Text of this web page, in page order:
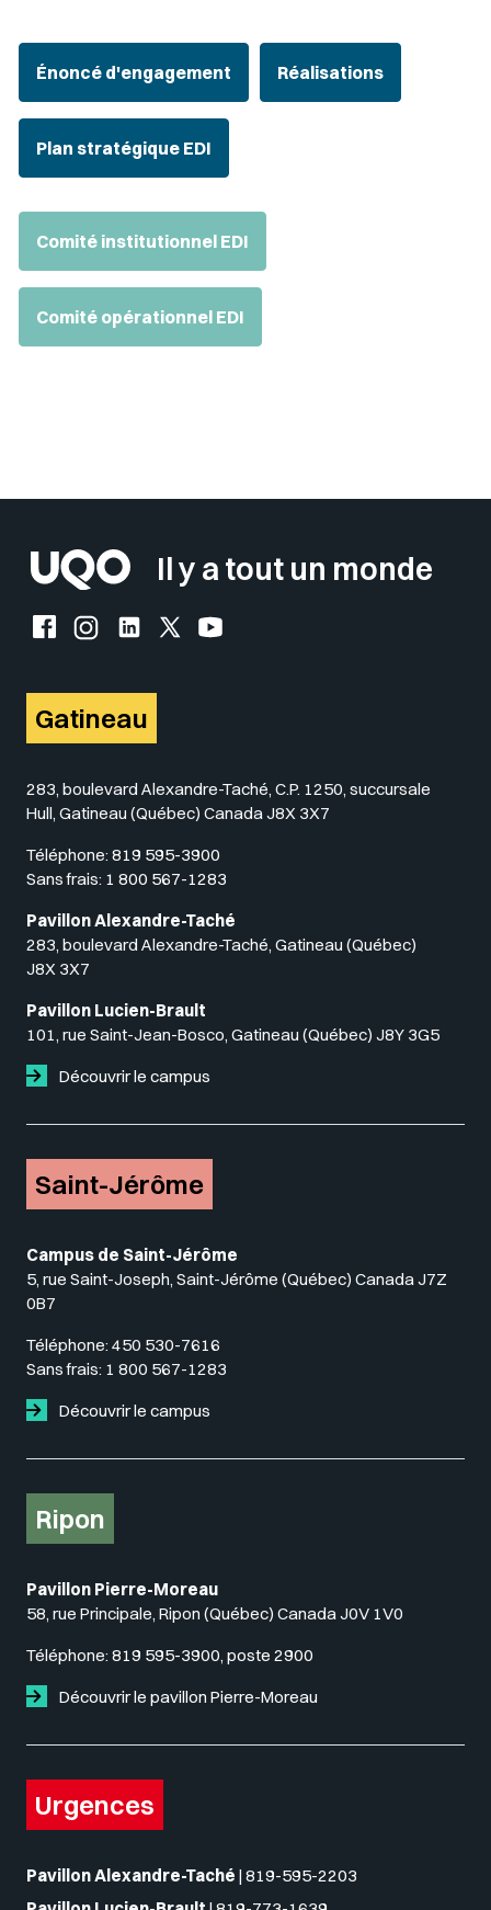
Énoncé d'engagement Réalisations
Plan stratégique EDI
Comité institutionnel EDI
Comité opérationnel EDI
Il y a tout un monde
Facebook de l'UQO
Instagram de l'UQO
LinkedIn de l'UQO
X (Twitter) de l'UQO
YouTube de l'UQO
Gatineau
283, boulevard Alexandre-Taché, C.P. 1250, succursale
Hull, Gatineau (Québec) Canada J8X 3X7
Téléphone: 819 595-3900
Sans frais: 1 800 567-1283
Pavillon Alexandre-Taché
283, boulevard Alexandre-Taché, Gatineau (Québec)
J8X 3X7
Pavillon Lucien-Brault
101, rue Saint-Jean-Bosco, Gatineau (Québec) J8Y 3G5
Découvrir le campus
Saint-Jérôme
Campus de Saint-Jérôme
5, rue Saint-Joseph, Saint-Jérôme (Québec) Canada J7Z
0B7
Téléphone: 450 530-7616
Sans frais: 1 800 567-1283
Découvrir le campus
Ripon
Pavillon Pierre-Moreau
58, rue Principale, Ripon (Québec) Canada J0V 1V0
Téléphone: 819 595-3900, poste 2900
Découvrir le pavillon Pierre-Moreau
Urgences
Pavillon Alexandre-Taché | 819-595-2203